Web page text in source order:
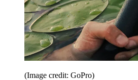
(Image credit: GoPro)